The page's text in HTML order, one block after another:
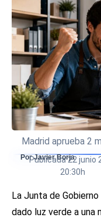
Madrid aprueba 2
Por Javier Borja
Publicada22 junio
20:30h
La Junta de
dado luz verde a una